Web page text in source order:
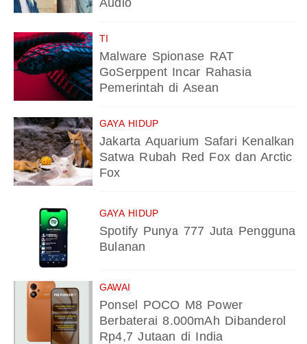
Audio
TI
Malware Spionase RAT
GoSerppent Incar Rahasia
Pemerintah di Asean
GAYA HIDUP
Jakarta Aquarium Safari Kenalkan
Satwa Rubah Red Fox dan Arctic
Fox
GAYA HIDUP
Spotify Punya 777 Juta Pengguna
Bulanan
GAWAI
Ponsel POCO M8 Power
Berbaterai 8.000mAh Dibanderol
Rp4,7 Jutaan di India